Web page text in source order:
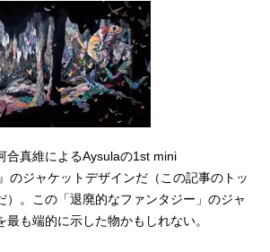
合真維によるAysulaの1st mini
のジャケットデザインだ（この記事のトッ
）。この「退廃的なファンタジー」のジャ
も端的に示した物かもしれない。